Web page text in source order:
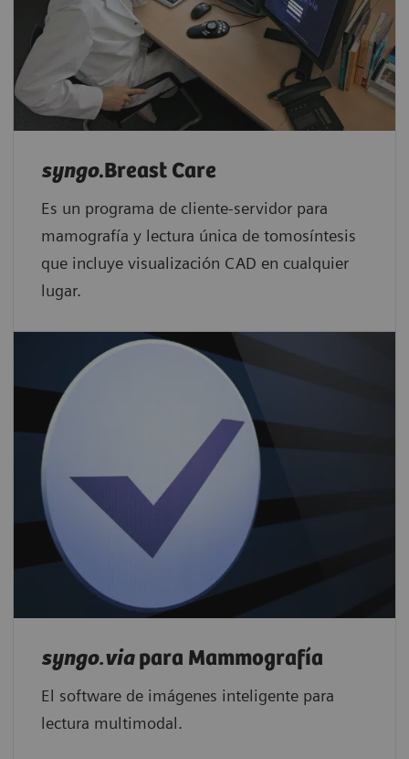
syngo.Breast Care
Es un programa de cliente-servidor para
mamografía y lectura única de tomosíntesis
que incluye visualización CAD en cualquier
lugar.
syngo.viapara Mammografía
El software de imágenes inteligente para
lectura multimodal.